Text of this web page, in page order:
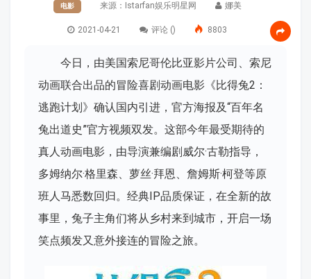
电影 来源： Istarfan娱乐明星网 娜美
2021-04-21 评论 () 8803
今日，由美国索尼哥伦比亚影片公司、索尼
动画联合出品的冒险喜剧动画电影《比得兔2：
逃跑计划》确认国内引进，官方海报及“百年名
兔出道史”官方视频双发。这部今年最受期待的
真人动画电影，由导演兼编剧威尔·古勒指导，
多姆纳尔·格里森、萝丝·拜恩、詹姆斯·柯登等原
班人马悉数回归。经典IP品质保证，在全新的故
事里，兔子主角们将从乡村来到城市，开启一场
笑点频发又意外接连的冒险之旅。